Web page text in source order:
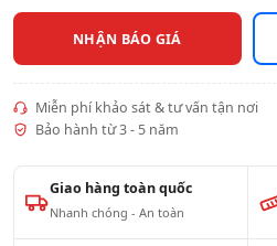
NHẬN BÁO GIÁ
Miễn phí khảo sát & tư vấn tận nơi
Bảo hành từ 3 - 5 năm
Giao hàng toàn quốc
Nhanh chóng - An toàn